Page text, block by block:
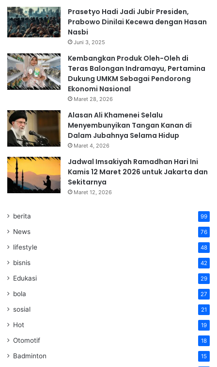
Prasetyo Hadi Jadi Jubir Presiden,
Prabowo Dinilai Kecewa dengan Hasan
Nasbi
Juni 3, 2025
Kembangkan Produk Oleh-Oleh di
Teras Balongan Indramayu, Pertamina
Dukung UMKM Sebagai Pendorong
Ekonomi Nasional
Maret 28, 2026
Alasan Ali Khamenei Selalu
Menyembunyikan Tangan Kanan di
Dalam Jubahnya Selama Hidup
Maret 4, 2026
Jadwal Imsakiyah Ramadhan Hari Ini
Kamis 12 Maret 2026 untuk Jakarta dan
Sekitarnya
Maret 12, 2026
berita 99
News 76
lifestyle 48
bisnis 42
Edukasi 29
bola 27
sosial 21
Hot 19
Otomotif 18
Badminton 15